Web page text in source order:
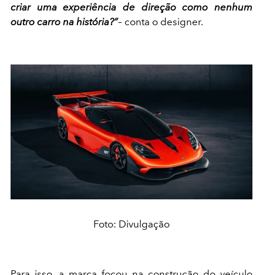
criar uma experiência de direção como nenhum
outro carro na história?”– conta o designer.
Foto: Divulgação